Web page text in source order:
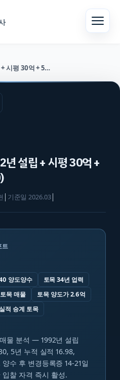
토목 양도양수 — 1992년 설립 + 시평 30억 + 5년 17억 (매물 2640)
설립 + 시평 30억 +
기준일2026.03│
트
양도양수
토목 34년 업력
목 매물
토목 양도가 2.6억
적 승계 토목
물 분석 — 1992년 설립
5년 누적 실적 16.98,
수 후 변경등록증 14-21일
찰 자격 즉시 활성.